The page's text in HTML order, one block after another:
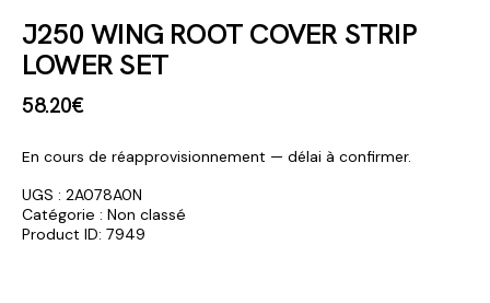
J250 WING ROOT COVER STRIP
LOWER SET
58.20€
En cours de réapprovisionnement — délai à confirmer.
UGS : 2A078A0N
Catégorie : Non classé
Product ID: 7949